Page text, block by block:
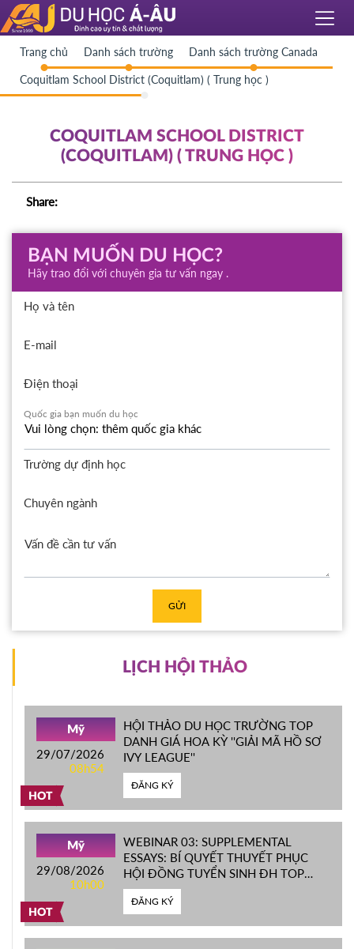
Trang chủ Danh sách trường Danh sách trường Canada
Coquitlam School District (Coquitlam) ( Trung học )
COQUITLAM SCHOOL DISTRICT
(COQUITLAM) ( TRUNG HỌC )
Share:
BẠN MUỐN DU HỌC?
Hãy trao đổi với chuyên gia tư vấn ngay .
Họ và tên
E-mail
Điện thoại
Quốc gia bạn muốn du học
Trường dự định học
Chuyên ngành
GỬI
LỊCH HỘI THẢO
HOT
Mỹ
29/07/2026
08h54
HỘI THẢO DU HỌC TRƯỜNG TOP
DANH GIÁ HOA KỲ ''GIẢI MÃ HỒ SƠ
IVY LEAGUE''
ĐĂNG KÝ
HOT
Mỹ
29/08/2026
10h00
WEBINAR 03: SUPPLEMENTAL
ESSAYS: BÍ QUYẾT THUYẾT PHỤC
HỘI ĐỒNG TUYỂN SINH ĐH TOP
ĐẦU MỸ
ĐĂNG KÝ